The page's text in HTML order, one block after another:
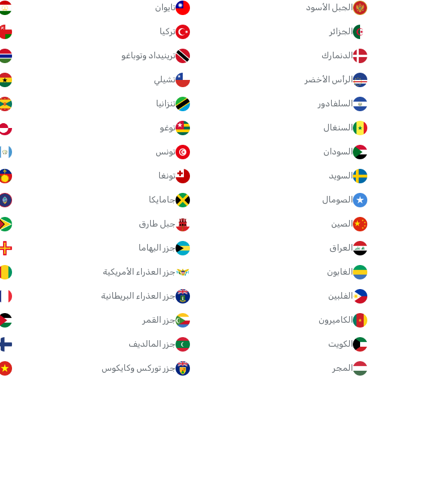
الجبل الأسود
الجزائر
الدنمارك
الرأس الأخضر
السلفادور
السنغال
السودان
السويد
الصومال
الصين
العراق
الغابون
الفلبين
الكاميرون
الكويت
المجر
تايوان
تركيا
ترينيداد وتوباغو
تشيلي
تنزانيا
توغو
تونس
تونغا
جامايكا
جبل طارق
جزر البهاما
جزر العذراء الأمريكية
جزر العذراء البريطانية
جزر القمر
جزر المالديف
جزر توركس وكايكوس